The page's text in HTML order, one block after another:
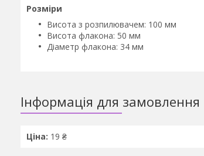
Розміри
Висота з розпилювачем: 100 мм
Висота флакона: 50 мм
Діаметр флакона: 34 мм
Інформація для замовлення
Ціна: 19 ₴